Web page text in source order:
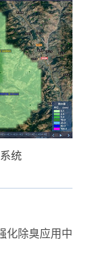
统
化除臭应用中